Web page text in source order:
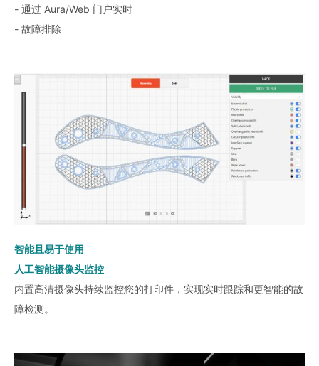
- 通过 Aura/Web 门户实时
- 故障排除
智能且易于使用
人工智能摄像头监控
内置高清摄像头持续监控您的打印件，实现实时跟踪和更智能的故
障检测。